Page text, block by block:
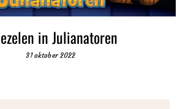
in Julianatoren
31 oktober 2022